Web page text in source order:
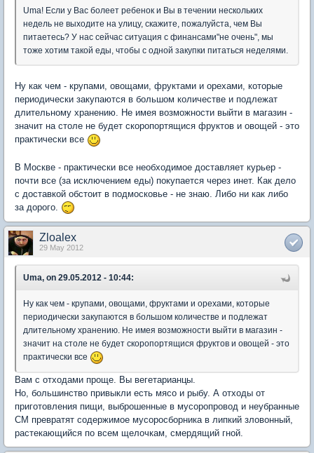
Uma! Если у Вас болеет ребенок и Вы в течении нескольких
недель не выходите на улицу, скажите, пожалуйста, чем Вы
питаетесь? У нас сейчас ситуация с финансами"не очень", мы
тоже хотим такой еды, чтобы с одной закупки питаться неделями.
Ну как чем - крупами, овощами, фруктами и орехами, которые
периодически закупаются в большом количестве и подлежат
длительному хранению. Не имея возможности выйти в магазин -
значит на столе не будет скоропортящися фруктов и овощей - это
практически все
В Москве - практически все необходимое доставляет курьер -
почти все (за исключением еды) покупается через инет. Как дело
с доставкой обстоит в подмосковье - не знаю. Либо ни как либо
за дорого.
Zloalex
29 May 2012
Uma, on 29.05.2012 - 10:44:
Ну как чем - крупами, овощами, фруктами и орехами, которые
периодически закупаются в большом количестве и подлежат
длительному хранению. Не имея возможности выйти в магазин -
значит на столе не будет скоропортящися фруктов и овощей - это
практически все
Вам с отходами проще. Вы вегетарианцы.
Но, большинство привыкли есть мясо и рыбу. А отходы от
приготовления пищи, выброшенные в мусоропровод и неубранные
СМ превратят содержимое мусоросборника в липкий зловонный,
растекающийся по всем щелочкам, смердящий гной.